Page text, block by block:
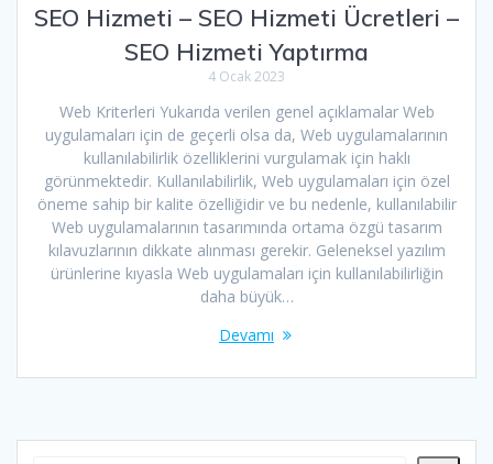
SEO Hizmeti – SEO Hizmeti Ücretleri –
SEO Hizmeti Yaptırma
4 Ocak 2023
Web Kriterleri Yukarıda verilen genel açıklamalar Web
uygulamaları için de geçerli olsa da, Web uygulamalarının
kullanılabilirlik özelliklerini vurgulamak için haklı
görünmektedir. Kullanılabilirlik, Web uygulamaları için özel
öneme sahip bir kalite özelliğidir ve bu nedenle, kullanılabilir
Web uygulamalarının tasarımında ortama özgü tasarım
kılavuzlarının dikkate alınması gerekir. Geleneksel yazılım
ürünlerine kıyasla Web uygulamaları için kullanılabilirliğin
daha büyük…
Devamı